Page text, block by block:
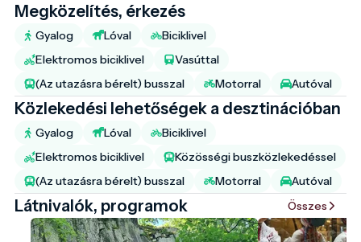
Megközelítés, érkezés
Gyalog Lóval
Biciklivel
Elektromos biciklivel
Vasúttal
(Az utazásra bérelt) busszal
Motorral Autóval
Közlekedési lehetőségek a desztinációban
Gyalog Lóval
Biciklivel
Elektromos biciklivel
Közösségi buszközlekedéssel
(Az utazásra bérelt) busszal
Motorral Autóval
Látnivalók, programok Összes